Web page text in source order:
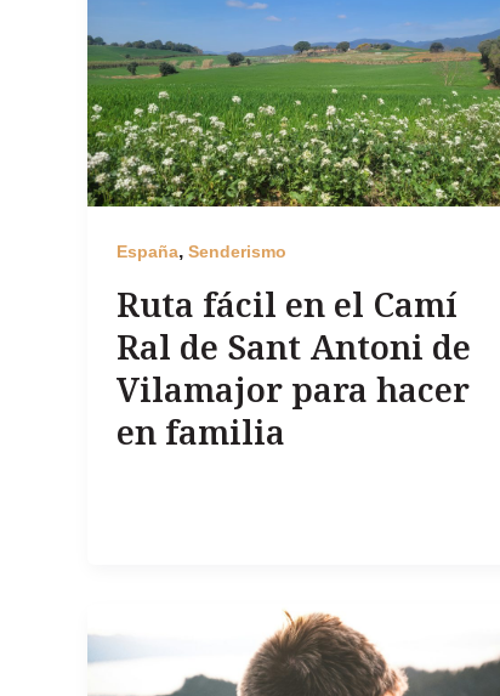
España, Senderismo
Ruta fácil en el Camí
Ral de Sant Antoni de
Vilamajor para hacer
en familia